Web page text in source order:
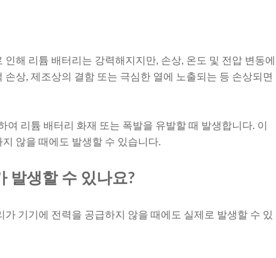
해 리튬 배터리는 강력해지지만, 손상, 온도 및 전압 변동에
상, 제조상의 결함 또는 극심한 열에 노출되는 등 손상되면
리튬 배터리 화재 또는 폭발을 유발할 때 발생합니다. 이
않을 때에도 발생할 수 있습니다.
발생할 수 있나요?
기기에 전력을 공급하지 않을 때에도 실제로 발생할 수 있